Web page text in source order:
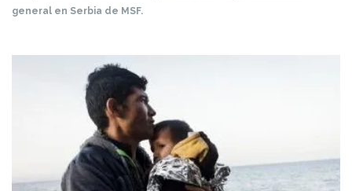
general en Serbia de MSF.